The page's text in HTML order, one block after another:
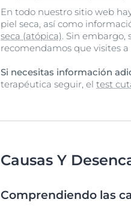
En todo nuestro sitio web
piel seca, así como
seca (atópica). Sin embargo,
recomendamos que visites
Si necesitas información
terapéutica seguir, el test
Causas Y
Comprendiendo las